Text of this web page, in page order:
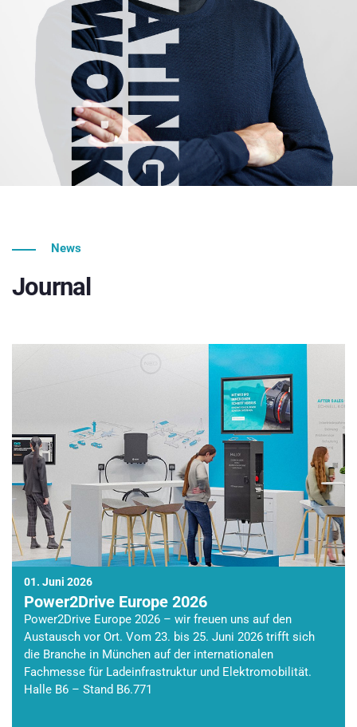
News
Journal
01. Juni 2026
Power2Drive Europe 2026
Power2Drive Europe 2026 – wir freuen uns auf den
Austausch vor Ort. Vom 23. bis 25. Juni 2026 trifft sich
die Branche in München auf der internationalen
Fachmesse für Ladeinfrastruktur und Elektromobilität.
Halle B6 – Stand B6.771